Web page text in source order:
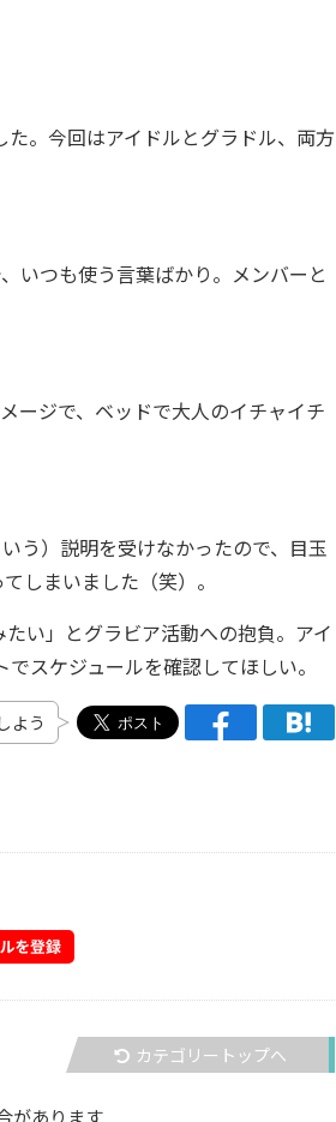
。今回はアイドルとグラドル、両方
いつも使う言葉ばかり。メンバーと
ージで、ベッドで大人のイチャイチ
う）説明を受けなかったので、目玉
しまいました（笑）。
い」とグラビア活動への抱負。アイ
スケジュールを確認してほしい。
よう
カテゴリートップへ
があります